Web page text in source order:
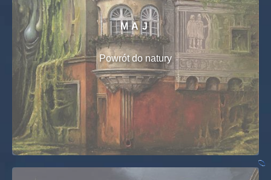
MAJ
Powrót do natury